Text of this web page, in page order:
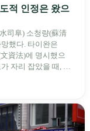
적 인정은 왔으
司阜) 소청량(蘇清
했다. 타이완은
資法)에 명시했으
자리 잡았을 때, 제
괴되었다. 600여 명